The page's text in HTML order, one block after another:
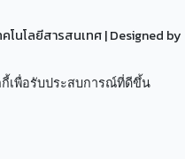
โนโลยีสารสนเทศ| Designed by
เพื่อรับประสบการณ์ที่ดีขึ้น